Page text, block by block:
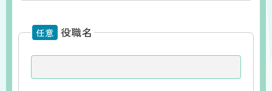
任意 役職名